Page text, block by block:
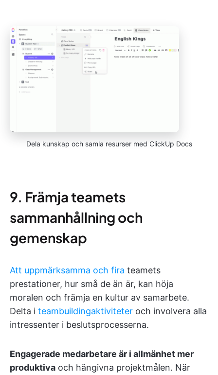
Dela kunskap och samla resurser med ClickUp Docs
9. Främja teamets
sammanhållning och
gemenskap
Att uppmärksamma och fira teamets
prestationer, hur små de än är, kan höja
moralen och främja en kultur av samarbete.
Delta i teambuildingaktiviteter och involvera alla
intressenter i beslutsprocesserna.
Engagerade medarbetare är i allmänhet mer
produktiva och hängivna projektmålen. När